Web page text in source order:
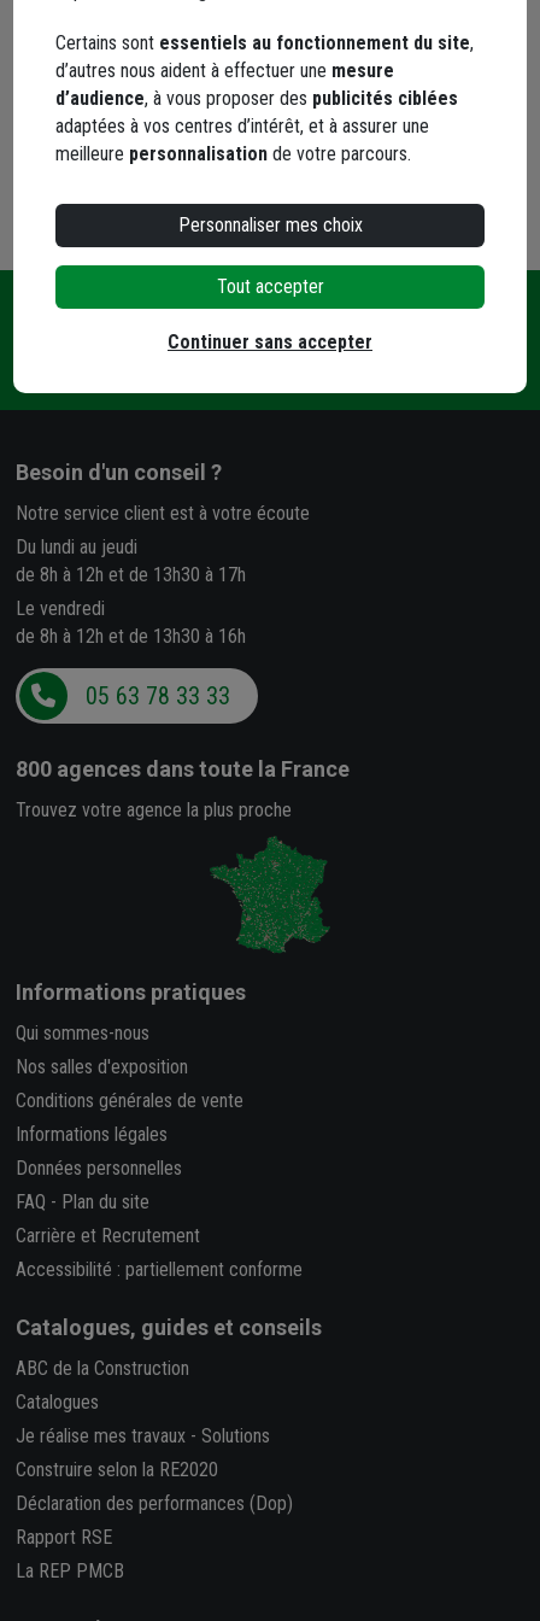
Choisir une agence pour vérifier le stock
Trouver du stock en agence
Livraison disponible selon stock agence
Livraison
question
Besoin d'un conseil ?
Notre service client est à votre écoute
Du lundi au jeudi
de 8h à 12h et de 13h30 à 17h
Le vendredi
de 8h à 12h et de 13h30 à 16h
05 63 78 33 33
800 agences dans toute la France
Trouvez votre agence la plus proche
Informations pratiques
Qui sommes-nous
Nos salles d'exposition
Conditions générales de vente
Informations légales
Données personnelles
FAQ - Plan du site
Carrière et Recrutement
Accessibilité : partiellement conforme
Catalogues, guides et conseils
ABC de la Construction
Catalogues
Je réalise mes travaux - Solutions
Construire selon la RE2020
Déclaration des performances (Dop)
Rapport RSE
La REP PMCB
Certains sont essentiels au fonctionnement du site,
d’autres nous aident à effectuer une mesure
d’audience, à vous proposer des publicités ciblées
adaptées à vos centres d’intérêt, et à assurer une
meilleure personnalisation de votre parcours.
Personnaliser mes choix
Tout accepter
Continuer sans accepter